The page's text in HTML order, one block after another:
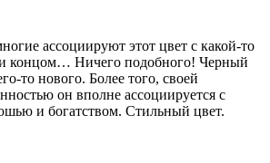
ассоциируют этот цвет с какой-то
концом… Ничего подобного! Черный
то нового. Более того, своей
он вполне ассоциируется с
и богатством. Стильный цвет.